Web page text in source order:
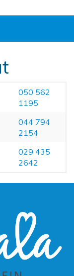
050 562
1195
044 794
2154
029 435
2642